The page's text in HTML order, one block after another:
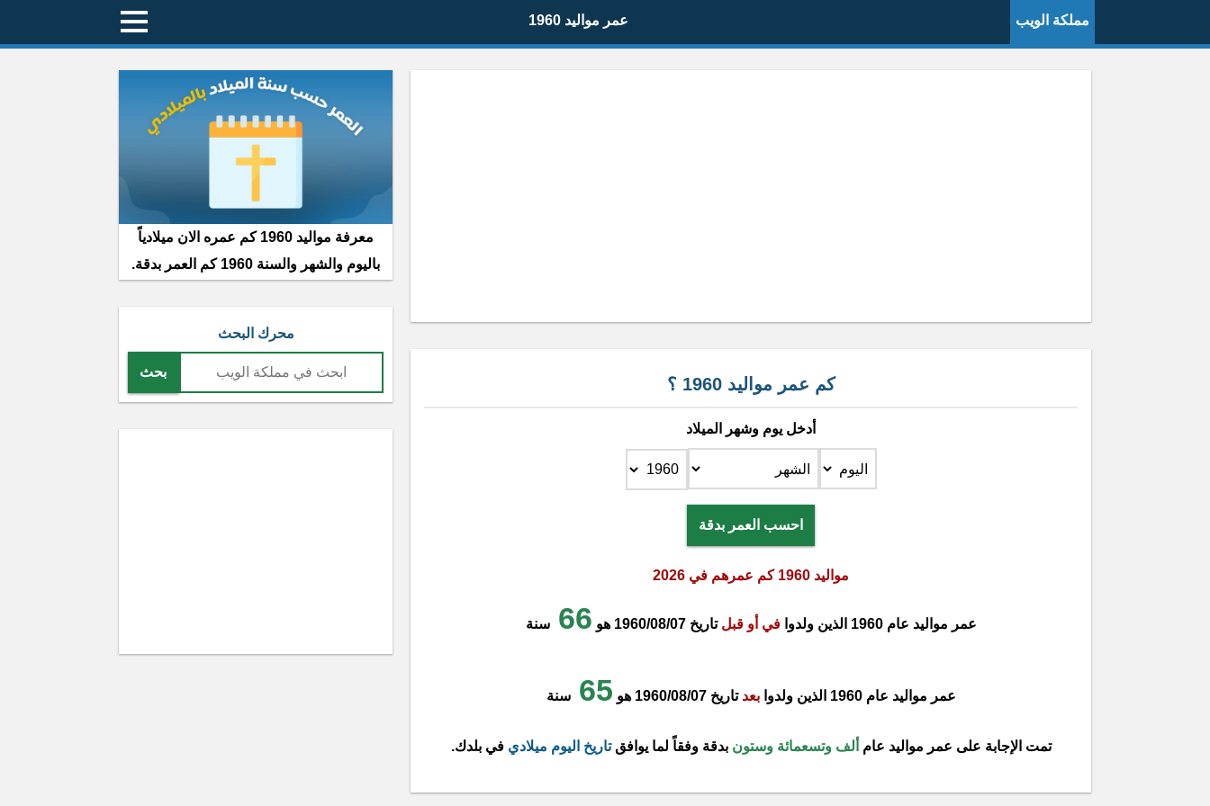
مملكة الويب عمر مواليد 1960
كم عمر مواليد 1960 ؟
أدخل يوم وشهر الميلاد
احسب العمر بدقة
مواليد 1960 كم عمرهم في 2026
عمر مواليد عام 1960 الذين ولدوا في أو قبلتاريخ 1960/08/07 هو 66 سنة
عمر مواليد عام 1960 الذين ولدوا بعدتاريخ 1960/08/07 هو 65 سنة
تمت الإجابة على عمر مواليد عام ألف وتسعمائة وستون بدقة وفقاً لما يوافقتاريخ اليوم ميلادي في بلدك.
معرفة مواليد 1960 كم عمره الان ميلادياً
باليوم والشهر والسنة 1960 كم العمر بدقة.
محرك البحث
بحث